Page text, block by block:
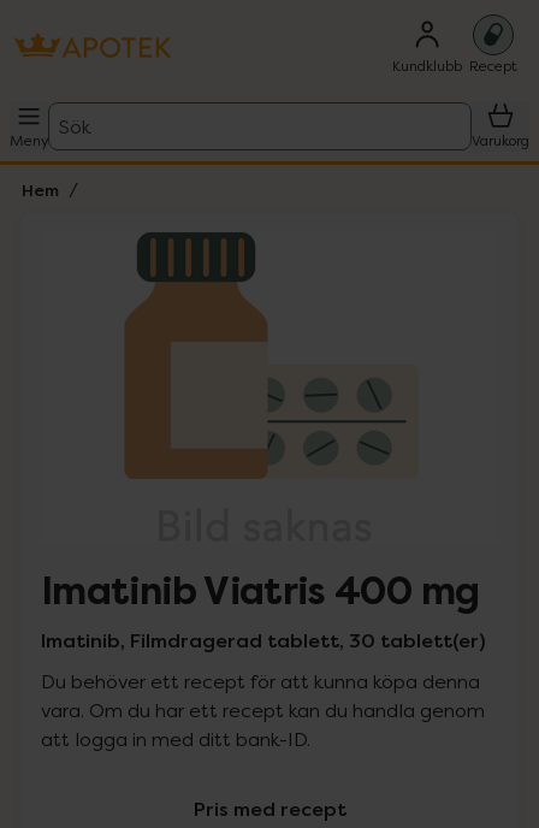
Kundklubb Recept
Meny
Sök
Varukorg
Hem
Lista: . Innehåller 1 objekt.
Imatinib Viatris 400 mg
Imatinib, Filmdragerad tablett, 30 tablett(er)
Du behöver ett recept för att kunna köpa denna
vara. Om du har ett recept kan du handla genom
att logga in med ditt bank-ID.
Pris med recept